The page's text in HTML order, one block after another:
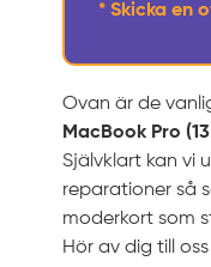
* Skicka en
Ovan är de
MacBook Pro
Självklart kan vi
reparationer så
moderkort som
Hör av dig till